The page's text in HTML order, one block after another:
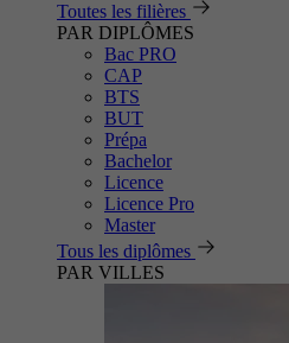
Toutes les filières
PAR DIPLÔMES
Bac PRO
CAP
BTS
BUT
Prépa
Bachelor
Licence
Licence Pro
Master
Tous les diplômes
PAR VILLES